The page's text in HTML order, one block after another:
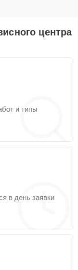
центра
и типы
в день заявки